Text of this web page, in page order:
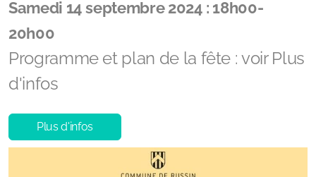
Samedi 14 septembre 2024 : 18h00-
20h00
Programme et plan de la fête : voir Plus
d'infos
Plus d'infos